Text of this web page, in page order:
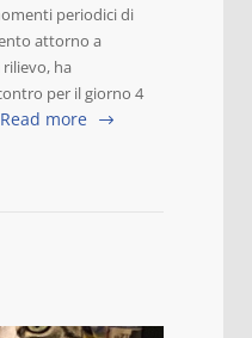
periodici di
attorno a
ha
per il giorno 4
Read more